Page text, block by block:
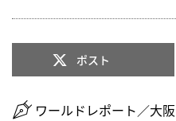
ポスト
ワールドレポート／大